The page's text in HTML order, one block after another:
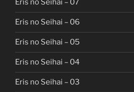
Eris no Seihai – 07
Eris no Seihai – 06
Eris no Seihai – 05
Eris no Seihai – 04
Eris no Seihai – 03